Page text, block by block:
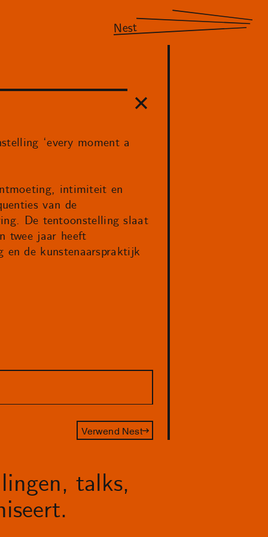
Nest
‘every moment a
intimiteit en
van de
De tentoonstelling slaat
twee jaar heeft
en de kunstenaarspraktijk
Verwend Nest
talks,